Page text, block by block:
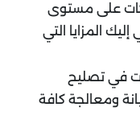
على مستوى
المزايا التي
في تصليح
ومعالجة كافة